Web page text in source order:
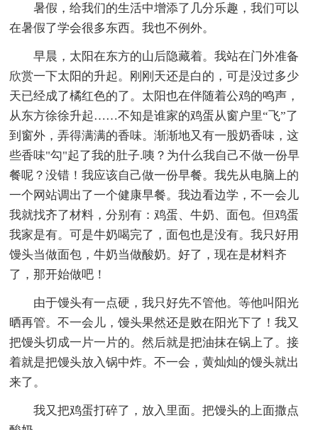
暑假，给我们的生活中增添了几分乐趣，我们可以
在暑假了学会很多东西。我也不例外。
早晨，太阳在东方的山后隐藏着。我站在门外准备
欣赏一下太阳的升起。刚刚天还是白的，可是没过多少
天已经成了橘红色的了。太阳也在伴随着公鸡的鸣声，
从东方徐徐升起……不知是谁家的鸡蛋从窗户里“飞”了
到窗外，弄得满满的香味。渐渐地又有一股奶香味，这
些香味"勾"起了我的肚子.咦？为什么我自己不做一份早
餐呢？没错！我应该自己做一份早餐。我先从电脑上的
一个网站调出了一个健康早餐。我边看边学，不一会儿
我就找齐了材料，分别有：鸡蛋、牛奶、面包。但鸡蛋
我家是有。可是牛奶喝完了，面包也是没有。我只好用
馒头当做面包，牛奶当做酸奶。好了，现在是材料齐
了，那开始做吧！
由于馒头有一点硬，我只好先不管他。等他叫阳光
晒再管。不一会儿，馒头果然还是败在阳光下了！我又
把馒头切成一片一片的。然后就是把油抹在锅上了。接
着就是把馒头放入锅中炸。不一会，黄灿灿的馒头就出
来了。
我又把鸡蛋打碎了，放入里面。把馒头的上面撒点